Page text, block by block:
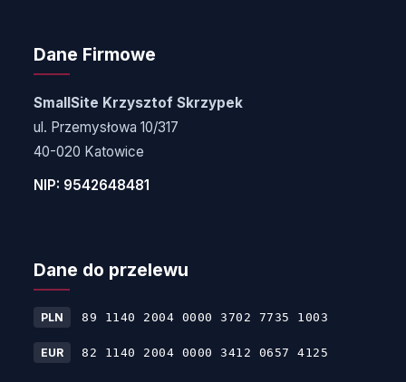
Dane Firmowe
SmallSite Krzysztof Skrzypek
ul. Przemysłowa 10/317
40-020 Katowice
NIP: 9542648481
Dane do przelewu
PLN 89 1140 2004 0000 3702 7735 1003
EUR 82 1140 2004 0000 3412 0657 4125